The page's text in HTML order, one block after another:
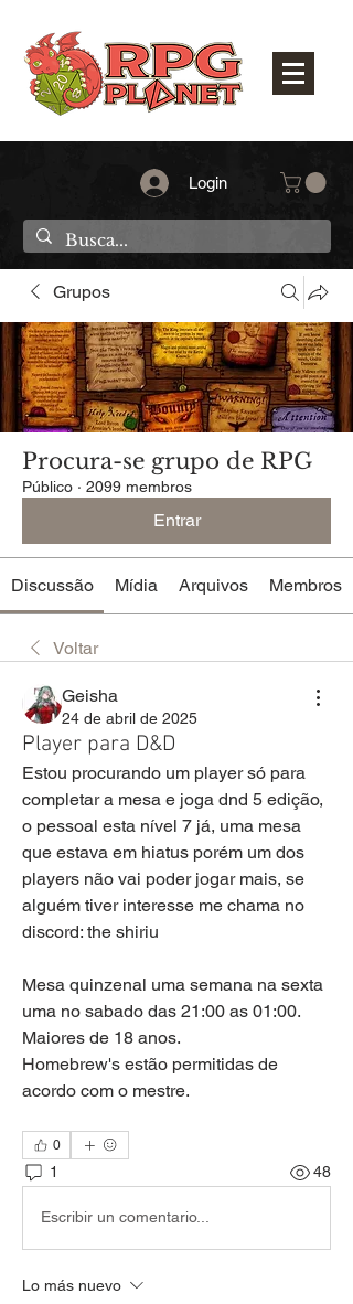
Login
Grupos
Procura-se grupo de RPG
Público · 2099 membros
Entrar
Discussão Mídia Arquivos Membros
Voltar
Geisha
24 de abril de 2025
Player para D&D
Estou procurando um player só para
completar a mesa e joga dnd 5 edição,
o pessoal esta nível 7 já, uma mesa
que estava em hiatus porém um dos
players não vai poder jogar mais, se
alguém tiver interesse me chama no
discord: the shiriu
Mesa quinzenal uma semana na sexta
uma no sabado das 21:00 as 01:00.
Maiores de 18 anos.
Homebrew's estão permitidas de
acordo com o mestre.
0
1 48
Escribir un comentario...
Lo más nuevo